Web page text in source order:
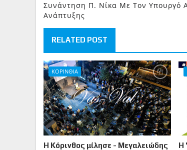
Συνάντηση Π. Νίκα Με Τον Υπουργό
Ανάπτυξης
RELATED POST
ΚΟΡΙΝΘΙΑ
Η Κόρινθος μίλησε - Μεγαλειώδης
Η